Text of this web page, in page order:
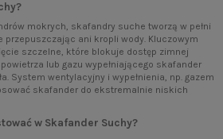
mokrych, skafandry suche tworzą w pełni
przepuszczając ani kropli wody. Kluczowym
szczelne, które blokuje dostęp zimnej
lub gazu wypełniającego skafander
System wentylacyjny i wypełnienia, np. gazem
skafander do ekstremalnie niskich
w Skafander Suchy?